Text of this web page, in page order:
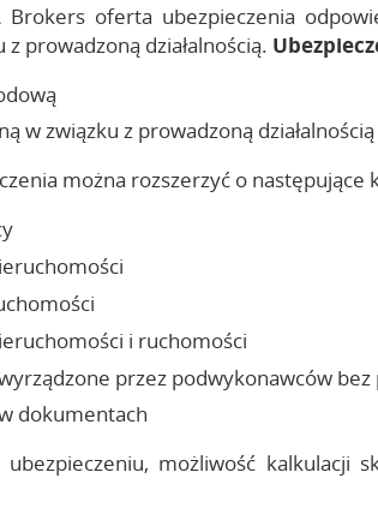
Brokers oferta ubezpieczenia
prowadzoną działalnością.
w związku z prowadzoną
można rozszerzyć o następujące
i ruchomości
przez podwykonawców
dokumentach
ubezpieczeniu, możliwość